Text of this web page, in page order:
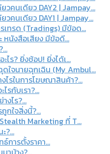
วคนเดียว DAY2 | Jampay...
คนเดียว DAY1 | Jampay...
ทรด (Tradings) มีข้อด...
หนังสือเสียง มีข้อดี...
ไร? ยิ่งช้อป! ยิ่งได้เ...
ใจนายฉุกเฉิน (My Ambul...
ไรในการโฆษณาสินค้า?...
รกับเรา?...
งไร?...
กใจสิ่งนี้?...
Marketing ที่ T...
?...
การตั้งราคา...